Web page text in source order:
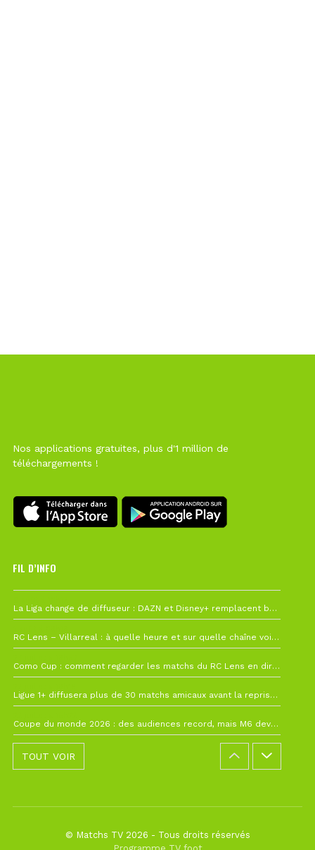
Nos applications gratuites, plus d'1 million de
téléchargements !
FIL D’INFO
La Liga change de diffuseur : DAZN et Disney+ remplacent beIN Sports !
RC Lens – Villarreal : à quelle heure et sur quelle chaîne voir la finale de la Como Cup ?
Como Cup : comment regarder les matchs du RC Lens en direct ?
Ligue 1+ diffusera plus de 30 matchs amicaux avant la reprise de la Ligue 1
Coupe du monde 2026 : des audiences record, mais M6 devrait perdre très gros !
TOUT VOIR
© Matchs TV 2026 - Tous droits réservés